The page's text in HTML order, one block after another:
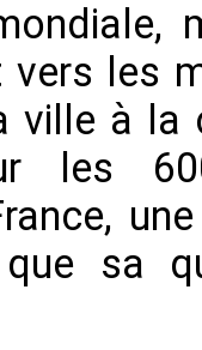
les
ville à la
les
que sa